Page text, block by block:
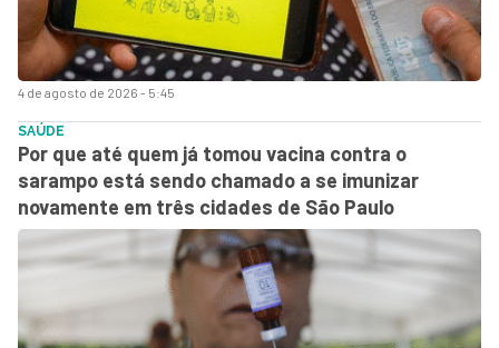
4 de agosto de 2026 - 5:45
SAÚDE
Por que até quem já tomou vacina contra o
sarampo está sendo chamado a se imunizar
novamente em três cidades de São Paulo